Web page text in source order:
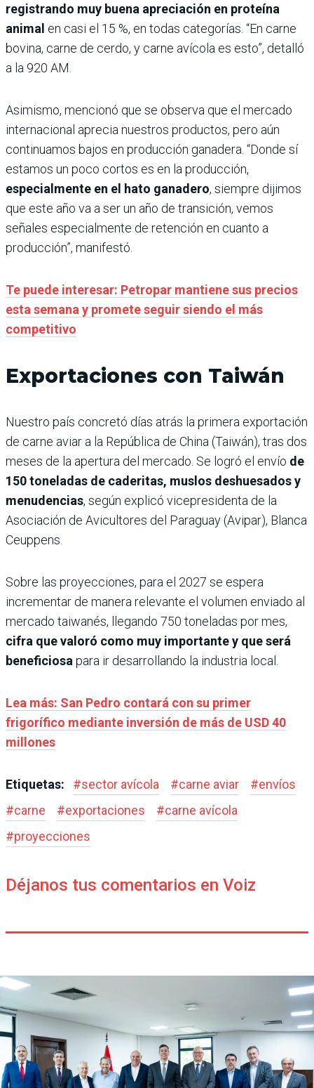
registrando muy buena apreciación en proteína
animal en casi el 15 %, en todas categorías. “En carne
bovina, carne de cerdo, y carne avícola es esto”, detalló
a la 920 AM.
Asimismo, mencionó que se observa que el mercado
internacional aprecia nuestros productos, pero aún
continuamos bajos en producción ganadera. “Donde sí
estamos un poco cortos es en la producción,
especialmente en el hato ganadero, siempre dijimos
que este año va a ser un año de transición, vemos
señales especialmente de retención en cuanto a
producción”, manifestó.
Te puede interesar: Petropar mantiene sus precios
esta semana y promete seguir siendo el más
competitivo
Exportaciones con Taiwán
Nuestro país concretó días atrás la primera exportación
de carne aviar a la República de China (Taiwán), tras dos
meses de la apertura del mercado. Se logró el envío de
150 toneladas de caderitas, muslos deshuesados y
menudencias, según explicó vicepresidenta de la
Asociación de Avicultores del Paraguay (Avipar), Blanca
Ceuppens.
Sobre las proyecciones, para el 2027 se espera
incrementar de manera relevante el volumen enviado al
mercado taiwanés, llegando 750 toneladas por mes,
cifra que valoró como muy importante y que será
beneficiosa para ir desarrollando la industria local.
Lea más: San Pedro contará con su primer
frigorífico mediante inversión de más de USD 40
millones
Etiquetas: #sector avícola #carne aviar #envíos
#carne #exportaciones #carne avícola
#proyecciones
Déjanos tus comentarios en Voiz